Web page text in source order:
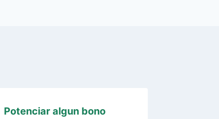
Potenciar algun bono